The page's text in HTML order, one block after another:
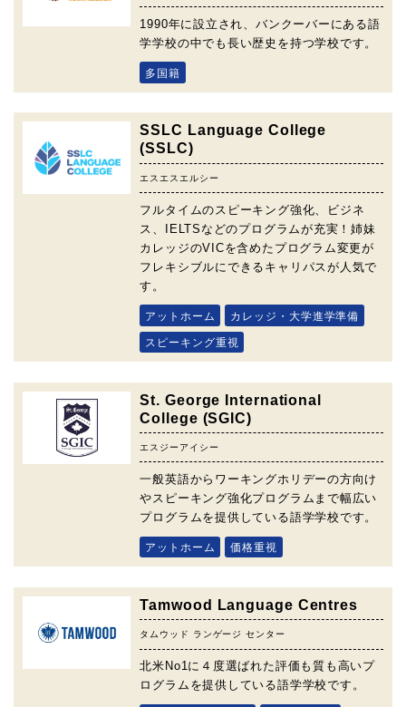
1990年に設立され、バンクーバーにある語
学学校の中でも長い歴史を持つ学校です。
多国籍
SSLC Language College
(SSLC)
エスエスエルシー
フルタイムのスピーキング強化、ビジネ
ス、IELTSなどのプログラムが充実！姉妹
カレッジのVICを含めたプログラム変更が
フレキシブルにできるキャリパスが人気で
す。
アットホーム カレッジ・大学進学準備
スピーキング重視
St. George International
College (SGIC)
エスジーアイシー
一般英語からワーキングホリデーの方向け
やスピーキング強化プログラムまで幅広い
プログラムを提供している語学学校です。
アットホーム 価格重視
Tamwood Language Centres
タムウッド ランゲージ センター
北米No1に４度選ばれた評価も質も高いプ
ログラムを提供している語学学校です。